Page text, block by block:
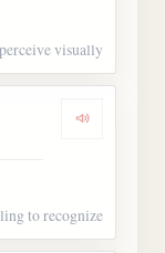
visually
to recognize